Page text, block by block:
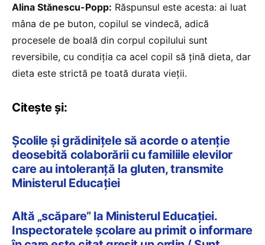
Alina Stănescu-Popp: Răspunsul este acesta: ai luat
mâna de pe buton, copilul se vindecă, adică
procesele de boală din corpul copilului sunt
reversibile, cu condiția ca acel copil să țină dieta, dar
dieta este strictă pe toată durata vieții.
Citește și:
Școlile și grădinițele să acorde o atenție
deosebită colaborării cu familiile elevilor
care au intoleranță la gluten, transmite
Ministerul Educației
Altă „scăpare” la Ministerul Educației.
Inspectoratele școlare au primit o informare